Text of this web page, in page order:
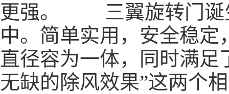
更强。 三翼旋转门诞
中。简单实用，安全稳
直径容为一体，同时满足
无缺的除风效果”这两个